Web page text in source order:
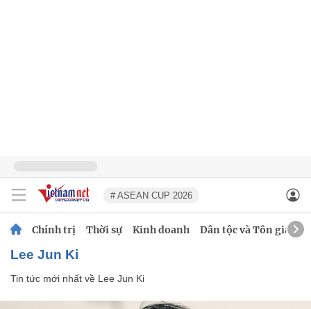
# ASEAN CUP 2026
Chính trị Thời sự Kinh doanh Dân tộc và Tôn giáo
Lee Jun Ki
Tin tức mới nhất về Lee Jun Ki